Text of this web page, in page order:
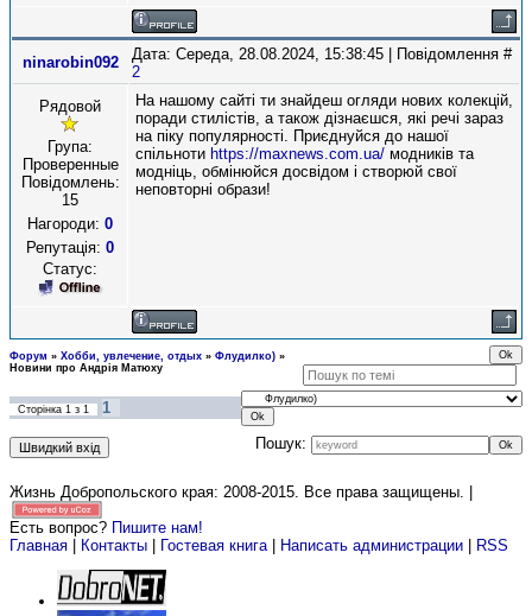
ninarobin092
Дата: Середа, 28.08.2024, 15:38:45 | Повідомлення #
2
Рядовой
Група:
Проверенные
Повідомлень:
15
Нагороди: 0
Репутація: 0
Статус:
На нашому сайті ти знайдеш огляди нових колекцій,
поради стилістів, а також дізнаєшся, які речі зараз
на піку популярності. Приєднуйся до нашої
спільноти https://maxnews.com.ua/ модників та
модніць, обмінюйся досвідом і створюй свої
неповторні образи!
Форум » Хобби, увлечение, отдых » Флудилко) »
Новини про Андрія Матюху
Сторінка 1 з 1
1
Пошук:
Жизнь Добропольского края: 2008-2015. Все права защищены. |
Есть вопрос? Пишите нам!
Главная
Контакты Гостевая книга| Написать администрации RSS